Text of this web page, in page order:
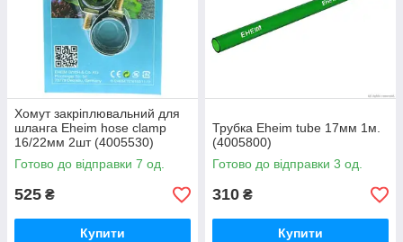
Хомут закріплювальний для
шланга Eheim hose clamp
16/22мм 2шт (4005530)
Готово до відправки 7 од.
525 ₴
Купити
Трубка Eheim tube 17мм 1м.
(4005800)
Готово до відправки 3 од.
310 ₴
Купити